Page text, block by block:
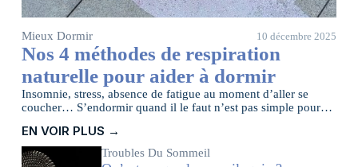
Mieux Dormir 10 décembre 2025
Nos 4 méthodes de respiration
naturelle pour aider à dormir
Insomnie, stress, absence de fatigue au moment d’aller se
coucher… S’endormir quand il le faut n’est pas simple pour
EN VOIR PLUS →
Troubles Du Sommeil